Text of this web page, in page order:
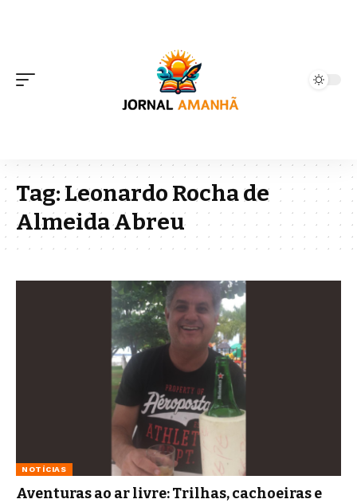
Tag:Leonardo Rocha de
Almeida Abreu
NOTÍCIAS
Aventuras ao ar livre: Trilhas, cachoeiras e